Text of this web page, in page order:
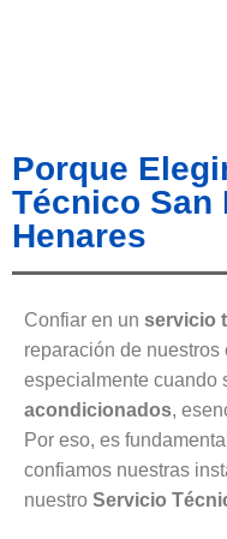
Porque
Técnico San
Henares
Confiar en un servicio
reparación de
especialmente cuando
acondicionados,
Por eso, es
confiamos nuestras
nuestro Servicio